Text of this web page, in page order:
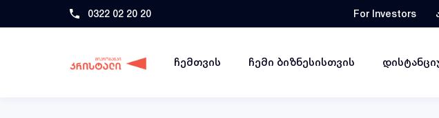
0322 02 20 20 For Investors
ჩემთვის ჩემი ბიზნესისთვის